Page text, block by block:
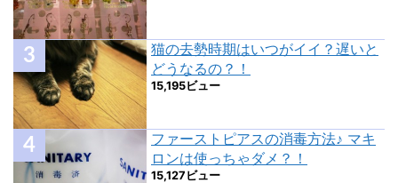
猫の去勢時期はいつがイイ？遅いと
どうなるの？！
15,195ビュー
ファーストピアスの消毒方法♪ マキ
ロンは使っちゃダメ？！
15,127ビュー